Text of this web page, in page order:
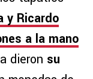
y Ricardo
a la mano
dieron su